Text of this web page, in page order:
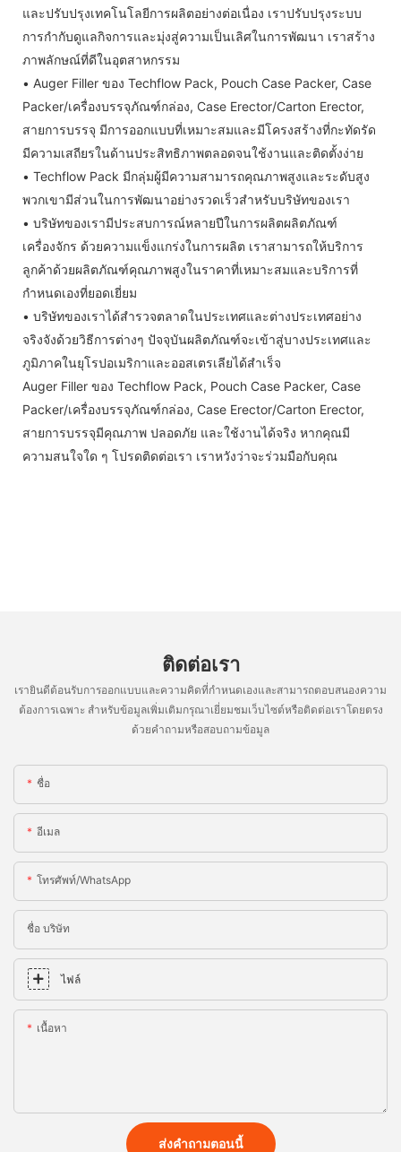
และปรับปรุงเทคโนโลยีการผลิตอย่างต่อเนื่อง เราปรับปรุงระบบ
การกำกับดูแลกิจการและมุ่งสู่ความเป็นเลิศในการพัฒนา เราสร้าง
ภาพลักษณ์ที่ดีในอุตสาหกรรม
• Auger Filler ของ Techflow Pack, Pouch Case Packer, Case
Packer/เครื่องบรรจุภัณฑ์กล่อง, Case Erector/Carton Erector,
สายการบรรจุ มีการออกแบบที่เหมาะสมและมีโครงสร้างที่กะทัดรัด
มีความเสถียรในด้านประสิทธิภาพตลอดจนใช้งานและติดตั้งง่าย
• Techflow Pack มีกลุ่มผู้มีความสามารถคุณภาพสูงและระดับสูง
พวกเขามีส่วนในการพัฒนาอย่างรวดเร็วสำหรับบริษัทของเรา
• บริษัทของเรามีประสบการณ์หลายปีในการผลิตผลิตภัณฑ์
เครื่องจักร ด้วยความแข็งแกร่งในการผลิต เราสามารถให้บริการ
ลูกค้าด้วยผลิตภัณฑ์คุณภาพสูงในราคาที่เหมาะสมและบริการที่
กำหนดเองที่ยอดเยี่ยม
• บริษัทของเราได้สำรวจตลาดในประเทศและต่างประเทศอย่าง
จริงจังด้วยวิธีการต่างๆ ปัจจุบันผลิตภัณฑ์จะเข้าสู่บางประเทศและ
ภูมิภาคในยุโรปอเมริกาและออสเตรเลียได้สำเร็จ
Auger Filler ของ Techflow Pack, Pouch Case Packer, Case
Packer/เครื่องบรรจุภัณฑ์กล่อง, Case Erector/Carton Erector,
สายการบรรจุมีคุณภาพ ปลอดภัย และใช้งานได้จริง หากคุณมี
ความสนใจใด ๆ โปรดติดต่อเรา เราหวังว่าจะร่วมมือกับคุณ
ติดต่อเรา
เรายินดีต้อนรับการออกแบบและความคิดที่กำหนดเองและสามารถตอบสนองความ
ต้องการเฉพาะ สำหรับข้อมูลเพิ่มเติมกรุณาเยี่ยมชมเว็บไซต์หรือติดต่อเราโดยตรง
ด้วยคำถามหรือสอบถามข้อมูล
ชื่อ
อีเมล
โทรศัพท์/WhatsApp
ชื่อ บริษัท
ไฟล์
เนื้อหา
ส่งคำถามตอนนี้